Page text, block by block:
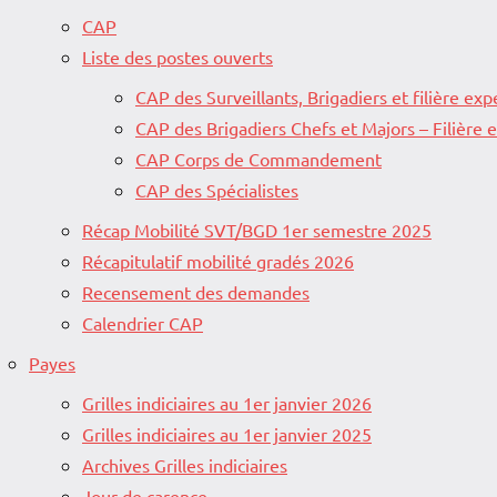
CAP
Liste des postes ouverts
CAP des Surveillants, Brigadiers et filière
CAP des Brigadiers Chefs et Majors – Filière
CAP Corps de Commandement
CAP des Spécialistes
Récap Mobilité SVT/BGD 1er semestre 2025
Récapitulatif mobilité gradés 2026
Recensement des demandes
Calendrier CAP
Payes
Grilles indiciaires au 1er janvier 2026
Grilles indiciaires au 1er janvier 2025
Archives Grilles indiciaires